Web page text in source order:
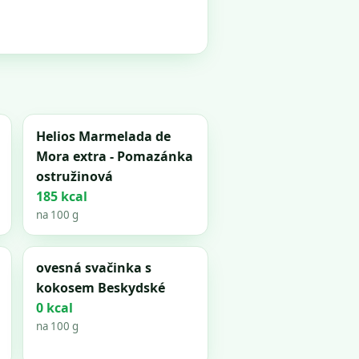
Helios Marmelada de
Mora extra - Pomazánka
ostružinová
185 kcal
na 100 g
ovesná svačinka s
kokosem Beskydské
0 kcal
na 100 g